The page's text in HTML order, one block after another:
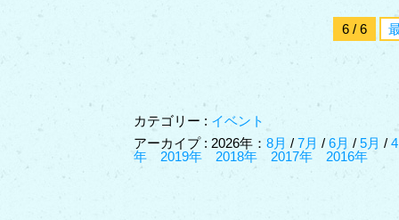
6 / 6
カテゴリー : イベント
アーカイプ : 2026年： 8月 / 7月 / 6月 / 5月 /
年
2019年 2018年 2017年 2016年